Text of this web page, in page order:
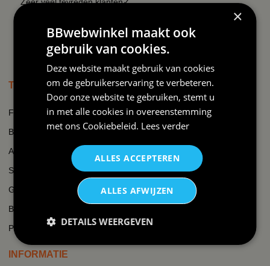
adres✓
TOP THEMA'S
Frikandel
Brabant
Après-ski
Swat
Gezinsuitbreiding
Boer
Padel
INFORMATIE
×
BBwebwinkel maakt ook
gebruik van cookies.
Deze website maakt gebruik van cookies
om de gebruikerservaring te verbeteren.
Door onze website te gebruiken, stemt u
in met alle cookies in overeenstemming
met ons Cookiebeleid. Lees verder
ALLES ACCEPTEREN
ALLES AFWIJZEN
DETAILS WEERGEVEN